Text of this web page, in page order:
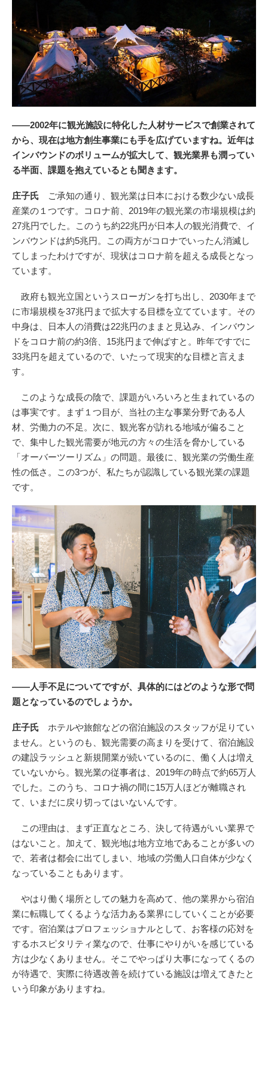
――2002年に観光施設に特化した人材サービスで創業されて
から、現在は地方創生事業にも手を広げていますね。近年は
インバウンドのボリュームが拡大して、観光業界も潤ってい
る半面、課題を抱えているとも聞きます。
庄子氏 ご承知の通り、観光業は日本における数少ない成長
産業の１つです。コロナ前、2019年の観光業の市場規模は約
27兆円でした。このうち約22兆円が日本人の観光消費で、イ
ンバウンドは約5兆円。この両方がコロナでいったん消滅し
てしまったわけですが、現状はコロナ前を超える成長となっ
ています。
政府も観光立国というスローガンを打ち出し、2030年まで
に市場規模を37兆円まで拡大する目標を立てています。その
中身は、日本人の消費は22兆円のままと見込み、インバウン
ドをコロナ前の約3倍、15兆円まで伸ばすと。昨年ですでに
33兆円を超えているので、いたって現実的な目標と言えま
す。
このような成長の陰で、課題がいろいろと生まれているの
は事実です。まず１つ目が、当社の主な事業分野である人
材、労働力の不足。次に、観光客が訪れる地域が偏ること
で、集中した観光需要が地元の方々の生活を脅かしている
「オーバーツーリズム」の問題。最後に、観光業の労働生産
性の低さ。この3つが、私たちが認識している観光業の課題
です。
――人手不足についてですが、具体的にはどのような形で問
題となっているのでしょうか。
庄子氏 ホテルや旅館などの宿泊施設のスタッフが足りてい
ません。というのも、観光需要の高まりを受けて、宿泊施設
の建設ラッシュと新規開業が続いているのに、働く人は増え
ていないから。観光業の従事者は、2019年の時点で約65万人
でした。このうち、コロナ禍の間に15万人ほどが離職され
て、いまだに戻り切ってはいないんです。
この理由は、まず正直なところ、決して待遇がいい業界で
はないこと。加えて、観光地は地方立地であることが多いの
で、若者は都会に出てしまい、地域の労働人口自体が少なく
なっていることもあります。
やはり働く場所としての魅力を高めて、他の業界から宿泊
業に転職してくるような活力ある業界にしていくことが必要
です。宿泊業はプロフェッショナルとして、お客様の応対を
するホスピタリティ業なので、仕事にやりがいを感じている
方は少なくありません。そこでやっぱり大事になってくるの
が待遇で、実際に待遇改善を続けている施設は増えてきたと
いう印象がありますね。